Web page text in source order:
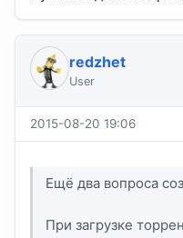
redzhet
User
2015-08-20 19:06
Ещё два вопроса
При загрузке